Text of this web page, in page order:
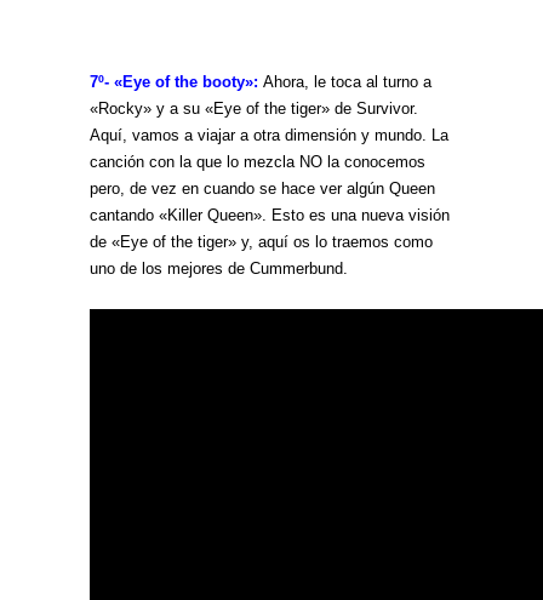
7º- «Eye of the booty»: Ahora, le toca al turno a
«Rocky» y a su «Eye of the tiger» de Survivor.
Aquí, vamos a viajar a otra dimensión y mundo. La
canción con la que lo mezcla NO la conocemos
pero, de vez en cuando se hace ver algún Queen
cantando «Killer Queen». Esto es una nueva visión
de «Eye of the tiger» y, aquí os lo traemos como
uno de los mejores de Cummerbund.